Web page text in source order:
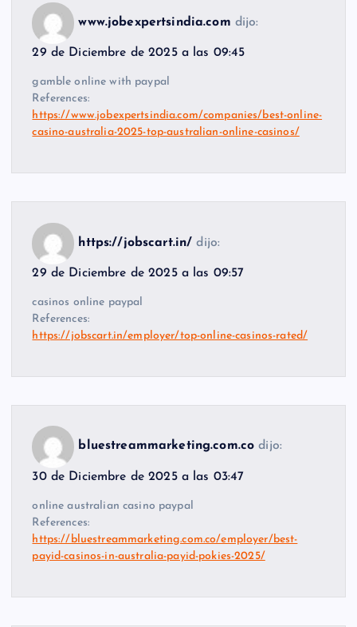
www.jobexpertsindia.com dijo:
29 de Diciembre de 2025 a las 09:45
gamble online with paypal
References:
https://www.jobexpertsindia.com/companies/best-online-
casino-australia-2025-top-australian-online-casinos/
https://jobscart.in/ dijo:
29 de Diciembre de 2025 a las 09:57
casinos online paypal
References:
https://jobscart.in/employer/top-online-casinos-rated/
bluestreammarketing.com.co dijo:
30 de Diciembre de 2025 a las 03:47
online australian casino paypal
References:
https://bluestreammarketing.com.co/employer/best-
payid-casinos-in-australia-payid-pokies-2025/